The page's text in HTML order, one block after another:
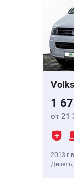
1
от 21
2013